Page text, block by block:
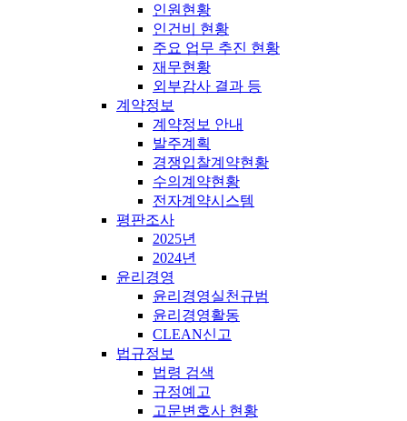
인원현황
인건비 현황
주요 업무 추진 현황
재무현황
외부감사 결과 등
계약정보
계약정보 안내
발주계획
경쟁입찰계약현황
수의계약현황
전자계약시스템
평판조사
2025년
2024년
윤리경영
윤리경영실천규범
윤리경영활동
CLEAN신고
법규정보
법령 검색
규정예고
고문변호사 현황